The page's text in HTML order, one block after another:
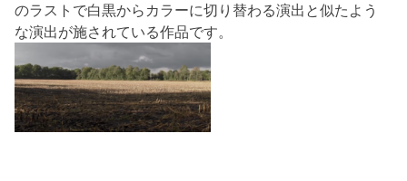
のラストで白黒からカラーに切り替わる演出と似たよう
な演出が施されている作品です。